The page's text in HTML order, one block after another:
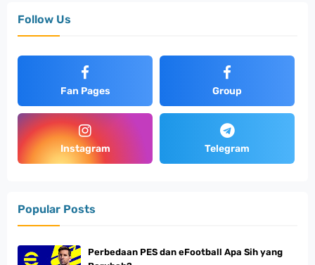
Follow Us
Fan Pages Group
Instagram Telegram
Popular Posts
Perbedaan PES dan eFootball Apa Sih yang